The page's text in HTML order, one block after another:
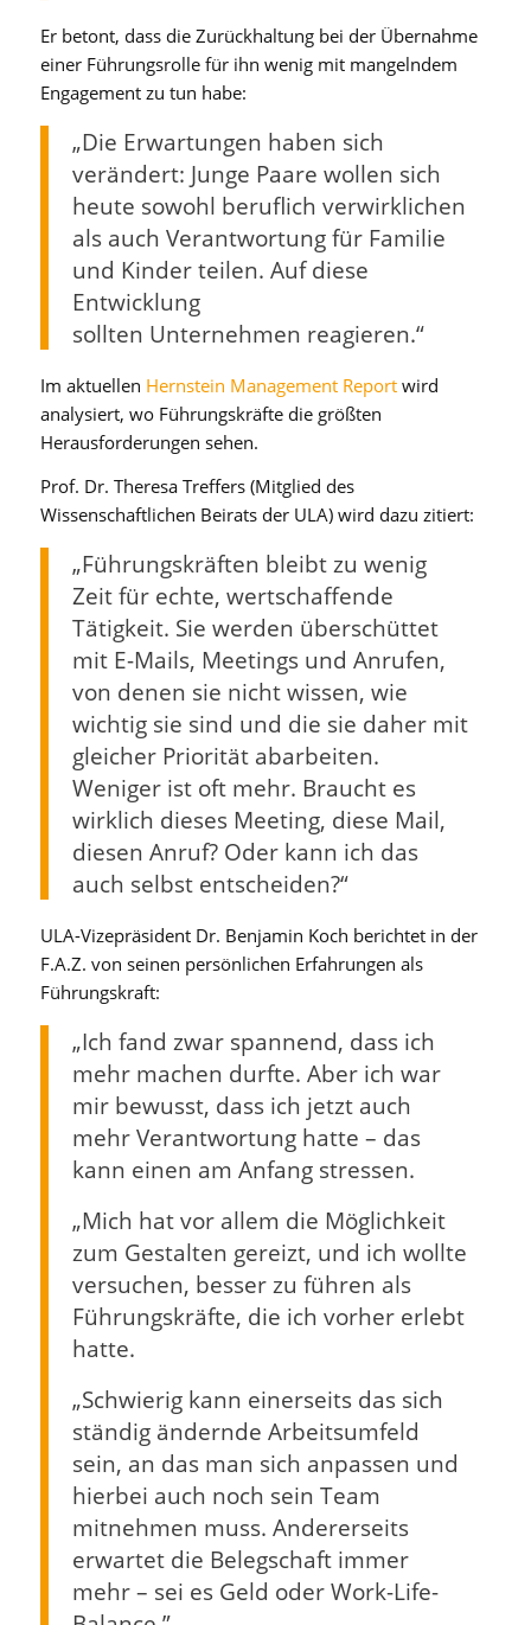
Er betont, dass die Zurückhaltung bei der Übernahme
einer Führungsrolle für ihn wenig mit mangelndem
Engagement zu tun habe:
„Die Erwartungen haben sich
verändert: Junge Paare wollen sich
heute sowohl beruflich verwirklichen
als auch Verantwortung für Familie
und Kinder teilen. Auf diese
Entwicklung
sollten Unternehmen reagieren.“
Im aktuellen Hernstein Management Reportwird
analysiert, wo Führungskräfte die größten
Herausforderungen sehen.
Prof. Dr. Theresa Treffers (Mitglied des
Wissenschaftlichen Beirats der ULA) wird dazu zitiert:
„Führungskräften bleibt zu wenig
Zeit für echte, wertschaffende
Tätigkeit. Sie werden überschüttet
mit E-Mails, Meetings und Anrufen,
von denen sie nicht wissen, wie
wichtig sie sind und die sie daher mit
gleicher Priorität abarbeiten.
Weniger ist oft mehr. Braucht es
wirklich dieses Meeting, diese Mail,
diesen Anruf? Oder kann ich das
auch selbst entscheiden?“
ULA-Vizepräsident Dr. Benjamin Koch berichtet in der
F.A.Z. von seinen persönlichen Erfahrungen als
Führungskraft:
„Ich fand zwar spannend, dass ich
mehr machen durfte. Aber ich war
mir bewusst, dass ich jetzt auch
mehr Verantwortung hatte – das
kann einen am Anfang stressen.
„Mich hat vor allem die Möglichkeit
zum Gestalten gereizt, und ich wollte
versuchen, besser zu führen als
Führungskräfte, die ich vorher erlebt
hatte.
„Schwierig kann einerseits das sich
ständig ändernde Arbeitsumfeld
sein, an das man sich anpassen und
hierbei auch noch sein Team
mitnehmen muss. Andererseits
erwartet die Belegschaft immer
mehr – sei es Geld oder Work-Life-